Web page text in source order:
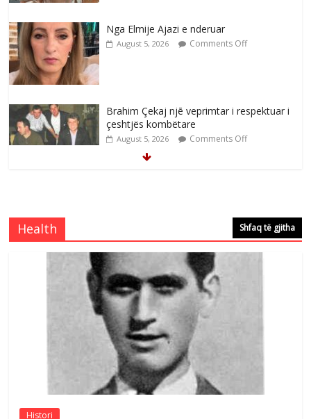
Nga Elmije Ajazi e nderuar
August 5, 2026 Comments Off
Brahim Çekaj njē veprimtar i respektuar i
çeshtjës kombëtare
August 5, 2026 Comments Off
e invalidëve në Fushë Kosovë
Comments Off
Çlirimtari Agron Gërvalla me takime pune
në atdhe të shoqerisë Levizja
August 3, 2026 Comments Off
Postim me vlera nga artistja e mirëfilltë
Mimoza Gjoni
August 6, 2026 Comments Off
Health Shfaq të gjitha
Histori